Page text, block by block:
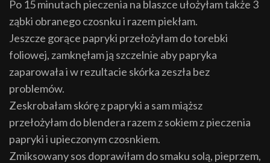
Po 15 minutach pieczenia na blaszce ułożyłam także 3
ząbki obranego czosnku i razem piekłam.
Jeszcze gorące papryki przełożyłam do torebki
foliowej, zamknęłam ją szczelnie aby papryka
zaparowała i w rezultacie skórka zeszła bez
problemów.
Zeskrobałam skórę z papryki a sam miąższ
przełożyłam do blendera razem z sokiem z pieczenia
papryki i upieczonym czosnkiem.
Zmiksowany sos doprawiłam do smaku solą, pieprzem,